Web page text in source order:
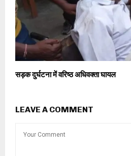
सड़क दुर्घटना में वरिष्ठ अधिवक्ता घायल
LEAVE A COMMENT